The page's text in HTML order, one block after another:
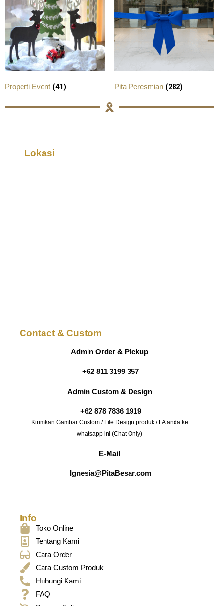
Properti Event (41) Pita Peresmian (282)
Lokasi
Contact & Custom
Admin Order & Pickup
+62 811 3199 357
Admin Custom & Design
+62 878 7836 1919
Kirimkan Gambar Custom / File Design produk / FA anda ke
whatsapp ini (Chat Only)
E-Mail
Ignesia@PitaBesar.com
Info
Toko Online
Tentang Kami
Cara Order
Cara Custom Produk
Hubungi Kami
FAQ